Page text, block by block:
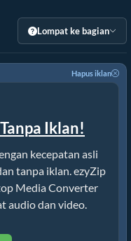
Lompat ke bagian
Hapus iklan
Iklan!
kecepatan asli
tanpa iklan. ezyZip
Media Converter
audio dan video.